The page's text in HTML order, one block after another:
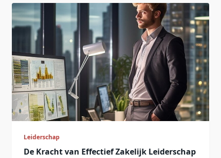
Leiderschap
De Kracht van Effectief Zakelijk Leiderschap